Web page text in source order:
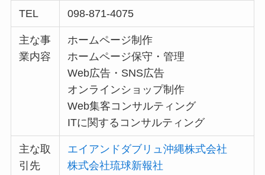
TEL 098-871-4075
主な事
業内容
ホームページ制作
ホームページ保守・管理
Web広告・SNS広告
オンラインショップ制作
Web集客コンサルティング
ITに関するコンサルティング
主な取
引先
エイアンドダブリュ沖縄株式会社
株式会社琉球新報社